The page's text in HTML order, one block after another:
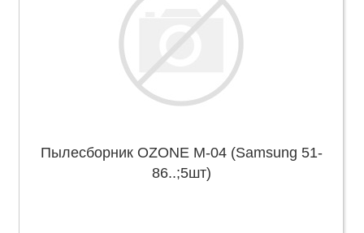
Пылесборник OZONE M-04 (Samsung 51-
86..;5шт)